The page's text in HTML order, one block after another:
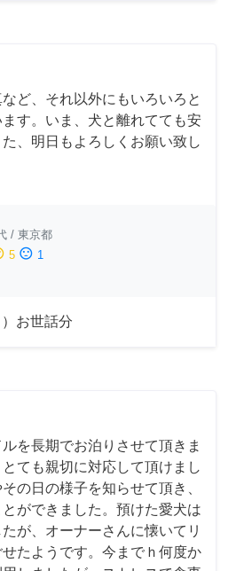
ど、それ以外にもいろいろと
す。いま、犬と離れてても安
、明日もよろしくお願い致し
/ 東京都
5 sentiment_dissatisfied 1
）お世話分
を長期でお泊りさせて頂きま
ても親切に対応して頂けまし
の日の様子を知らせて頂き、
ができました。預けた愛犬は
が、オーナーさんに懐いてリ
たようです。今までｈ何度か